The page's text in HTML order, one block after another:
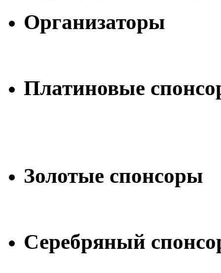
Организаторы
Платиновые
Золотые спонсоры
Серебряный